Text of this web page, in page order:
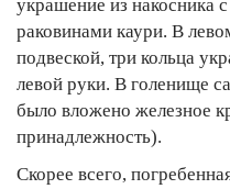
украшение из накосника
раковинами каури. В
подвеской, три кольца
левой руки. В голенище
было вложено железное
принадлежность).
Скорее всего,